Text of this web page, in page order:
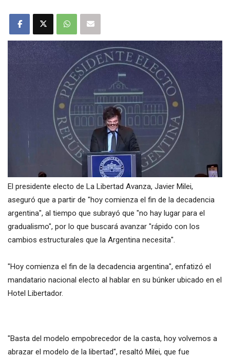
El presidente electo de La Libertad Avanza, Javier Milei,
aseguró que a partir de "hoy comienza el fin de la decadencia
argentina", al tiempo que subrayó que "no hay lugar para el
gradualismo", por lo que buscará avanzar "rápido con los
cambios estructurales que la Argentina necesita".
"Hoy comienza el fin de la decadencia argentina", enfatizó el
mandatario nacional electo al hablar en su búnker ubicado en el
Hotel Libertador.
"Basta del modelo empobrecedor de la casta, hoy volvemos a
abrazar el modelo de la libertad", resaltó Milei, que fue